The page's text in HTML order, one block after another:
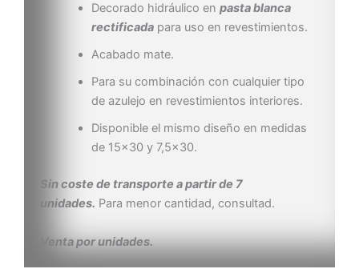
Decorado hidráulico en pasta blanca
rectificadapara uso en revestimientos.
Acabado mate.
Para su combinación con cualquier tipo
de azulejo en revestimientos interiores.
Disponible el mismo diseño en medidas
de 15×30 y 7,5×30.
Sin coste de transporte a partir de 7
unidades. Para menor cantidad, consultad.
Venta por unidades.